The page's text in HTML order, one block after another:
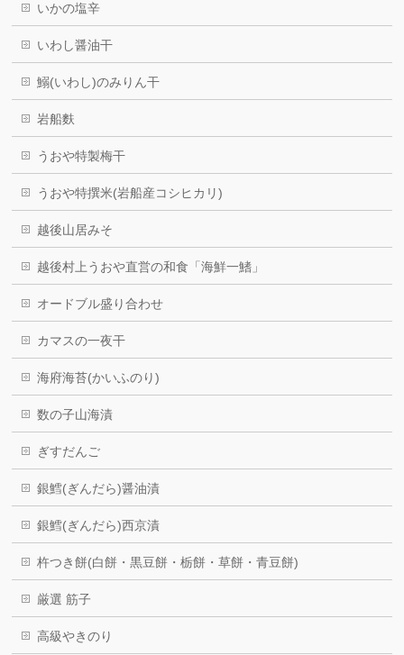
いかの塩辛
いわし醤油干
鰯(いわし)のみりん干
岩船麩
うおや特製梅干
うおや特撰米(岩船産コシヒカリ)
越後山居みそ
越後村上うおや直営の和食「海鮮一鰭」
オードブル盛り合わせ
カマスの一夜干
海府海苔(かいふのり)
数の子山海漬
ぎすだんご
銀鱈(ぎんだら)醤油漬
銀鱈(ぎんだら)西京漬
杵つき餅(白餅・黒豆餅・栃餅・草餅・青豆餅)
厳選 筋子
高級やきのり